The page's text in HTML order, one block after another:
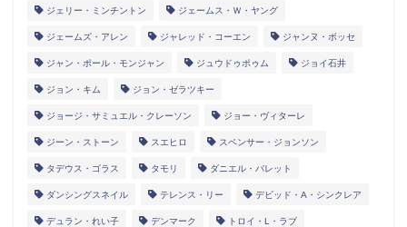
ジェリー・ミンチントン ジェームス・Ｗ・ヤング
ジェームズ・アレン ジャレッド・コーエン ジャンヌ・ボッセ
ジャン・ポール・モンジャン ジュウドゥポゥム ジョイ石井
ジョン・キム ジョン・ゼラツキー
ジョージ・サミュエル・クレーソン ジョー・ヴィターレ
ジーン・ストーン スエヒロ スペンサー・ジョンソン
タデウス・ゴラス タモリ ダニエル・バレット
ダンシングスネイル テレンス・リー デビッド・A・シンクレア
デュラン・れい子 デンマーク トロイ・L・ラブ